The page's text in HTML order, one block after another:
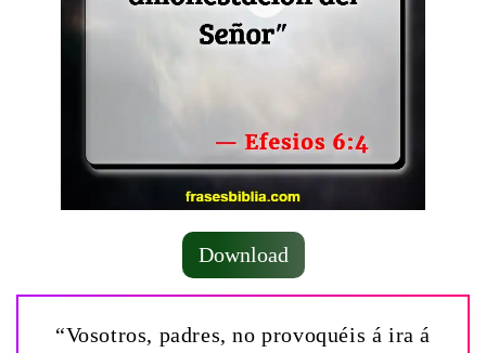
Download
“Vosotros, padres, no provoquéis á ira á